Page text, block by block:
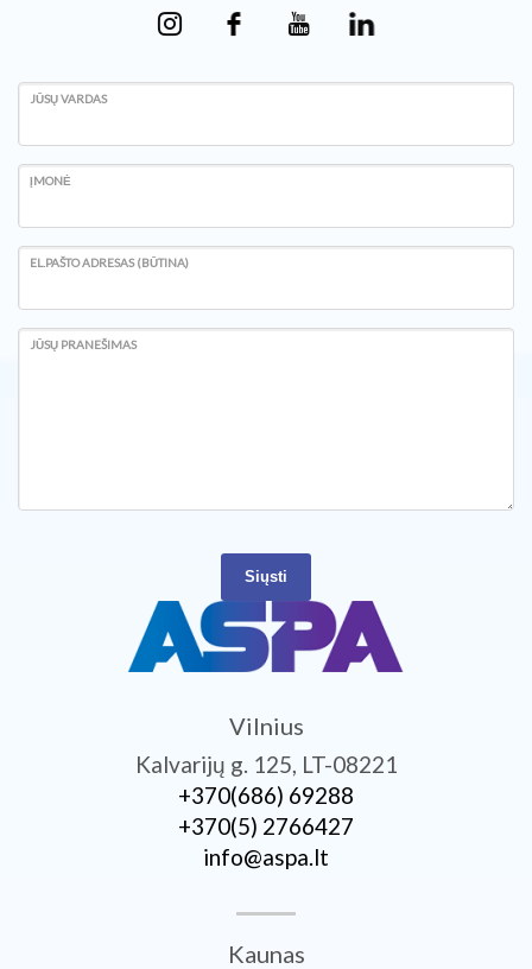
JŪSŲ VARDAS
ĮMONĖ
EL.PAŠTO ADRESAS (BŪTINA)
JŪSŲ PRANEŠIMAS
Siųsti
Vilnius
Kalvarijų g. 125, LT-08221
+370­(686) 69288
+370­(5) 2766427
info@aspa.lt
Kaunas